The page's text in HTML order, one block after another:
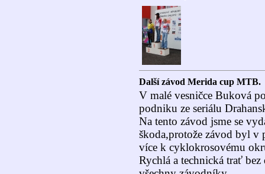
Další závod Merida cup MTB.
V malé vesničce Buková
podniku ze seriálu
Na tento závod jsme se
škoda,protože závod byl v
více k cyklokrosovému
Rychlá a technická trať